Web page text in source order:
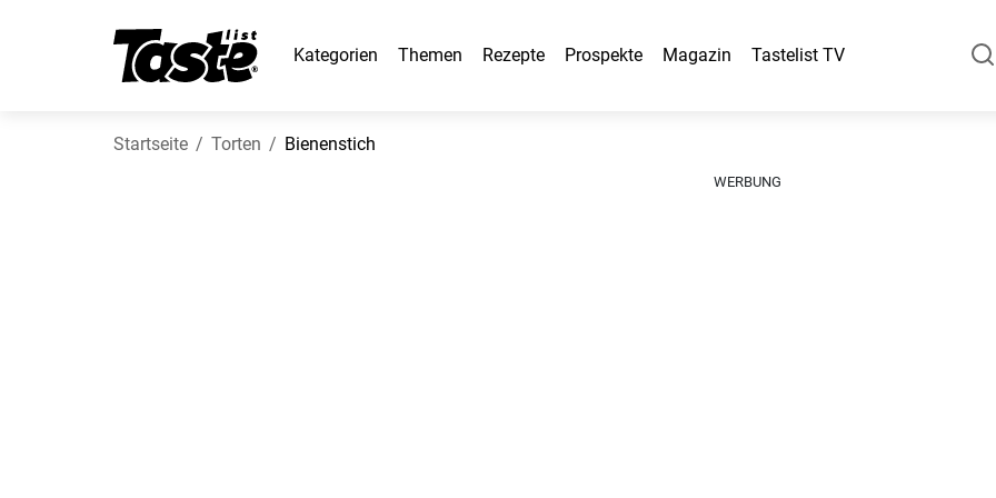
Kategorien Themen Rezepte Prospekte Magazin Tastelist TV
Startseite Torten Bienenstich
WERBUNG